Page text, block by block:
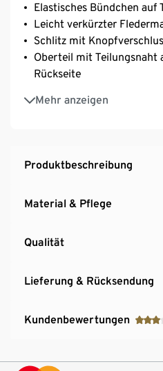
Elastisches Bündchen auf
Leicht verkürzter
Schlitz mit
Oberteil mit Teilungsnaht
Rückseite
Mehr anzeigen
Rundhalsausschnitt
Produktbeschreibung
Material & Pflege
Qualität
Lieferung & Rücksendung
Kundenbewertungen